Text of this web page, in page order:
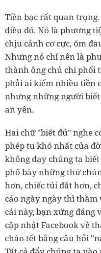
Tiền bạc rất quan
điều đó. Nó là phương
chịu cảnh cơ cực, ốm
Nhưng nó chỉ nên là
thành ông chủ chi phối
phải ai kiếm nhiều tiền
nhưng những người
an yên.
Hai chữ "biết đủ" nghe
phép tu khó nhất của
không dạy chúng ta
phô bày những thứ
hơn, chiếc túi đắt hơn,
cáo ngày ngày thì
cái này, bạn xứng đáng
cập nhật Facebook về
chào tết bằng câu hỏi